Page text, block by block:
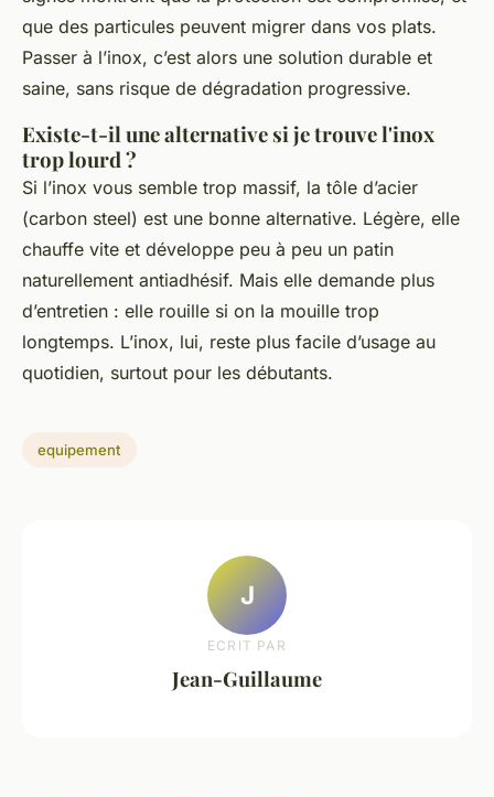
que des particules peuvent migrer dans vos plats.
Passer à l’inox, c’est alors une solution durable et
saine, sans risque de dégradation progressive.
Existe-t-il une alternative si je trouve l'inox
trop lourd ?
Si l’inox vous semble trop massif, la tôle d’acier
(carbon steel) est une bonne alternative. Légère, elle
chauffe vite et développe peu à peu un patin
naturellement antiadhésif. Mais elle demande plus
d’entretien : elle rouille si on la mouille trop
longtemps. L’inox, lui, reste plus facile d’usage au
quotidien, surtout pour les débutants.
equipement
J
ECRIT PAR
Jean-Guillaume